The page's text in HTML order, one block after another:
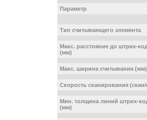
Параметр
Тип считывающего элемента
Макс. расстояние до штрих-
(мм)
Макс. ширина считывания (мм)
Скорость сканирования (скан/
Мин. толщина линий штрих-
(мм)